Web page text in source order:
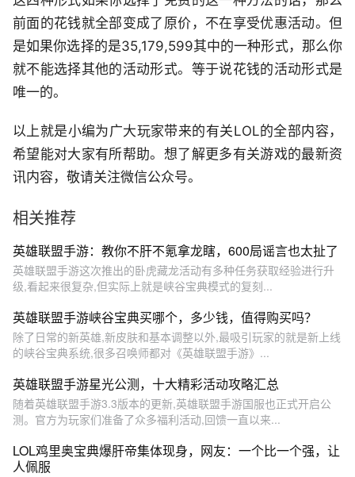
前面的花钱就全部变成了原价，不在享受优惠活动。但
是如果你选择的是35,179,599其中的一种形式，那么你
就不能选择其他的活动形式。等于说花钱的活动形式是
唯一的。
以上就是小编为广大玩家带来的有关LOL的全部内容，
希望能对大家有所帮助。想了解更多有关游戏的最新资
讯内容，敬请关注微信公众号。
相关推荐
英雄联盟手游：教你不肝不氪拿龙瞎，600局谣言也太扯了
英雄联盟手游这次推出的卧虎藏龙活动有多种任务获取经验进行升
级,看起来很复杂,但实际上就是峡谷宝典模式的复刻...
英雄联盟手游峡谷宝典买哪个，多少钱，值得购买吗？
除了日常的新英雄,新皮肤和基本调整以外,最吸引玩家的就是新上线
的峡谷宝典系统,很多召唤师都对《英雄联盟手游》...
英雄联盟手游星光公测，十大精彩活动攻略汇总
随着英雄联盟手游3.3版本的更新,英雄联盟手游国服也正式开启公
测。官方为玩家们准备了众多福利活动,回馈一直以来...
LOL鸡里奥宝典爆肝帝集体现身，网友：一个比一个强，让
人佩服